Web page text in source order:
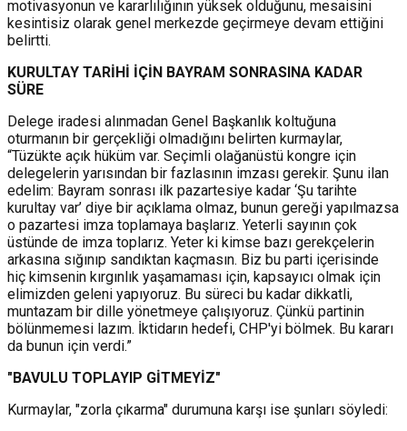
motivasyonun ve kararlılığının yüksek olduğunu, mesaisini
kesintisiz olarak genel merkezde geçirmeye devam ettiğini
belirtti.
KURULTAY TARİHİ İÇİN BAYRAM SONRASINA KADAR
SÜRE
Delege iradesi alınmadan Genel Başkanlık koltuğuna
oturmanın bir gerçekliği olmadığını belirten kurmaylar,
“Tüzükte açık hüküm var. Seçimli olağanüstü kongre için
delegelerin yarısından bir fazlasının imzası gerekir. Şunu ilan
edelim: Bayram sonrası ilk pazartesiye kadar ‘Şu tarihte
kurultay var’ diye bir açıklama olmaz, bunun gereği yapılmazsa
o pazartesi imza toplamaya başlarız. Yeterli sayının çok
üstünde de imza toplarız. Yeter ki kimse bazı gerekçelerin
arkasına sığınıp sandıktan kaçmasın. Biz bu parti içerisinde
hiç kimsenin kırgınlık yaşamaması için, kapsayıcı olmak için
elimizden geleni yapıyoruz. Bu süreci bu kadar dikkatli,
muntazam bir dille yönetmeye çalışıyoruz. Çünkü partinin
bölünmemesi lazım. İktidarın hedefi, CHP'yi bölmek. Bu kararı
da bunun için verdi.”
"BAVULU TOPLAYIP GİTMEYİZ"
Kurmaylar, "zorla çıkarma" durumuna karşı ise şunları söyledi: